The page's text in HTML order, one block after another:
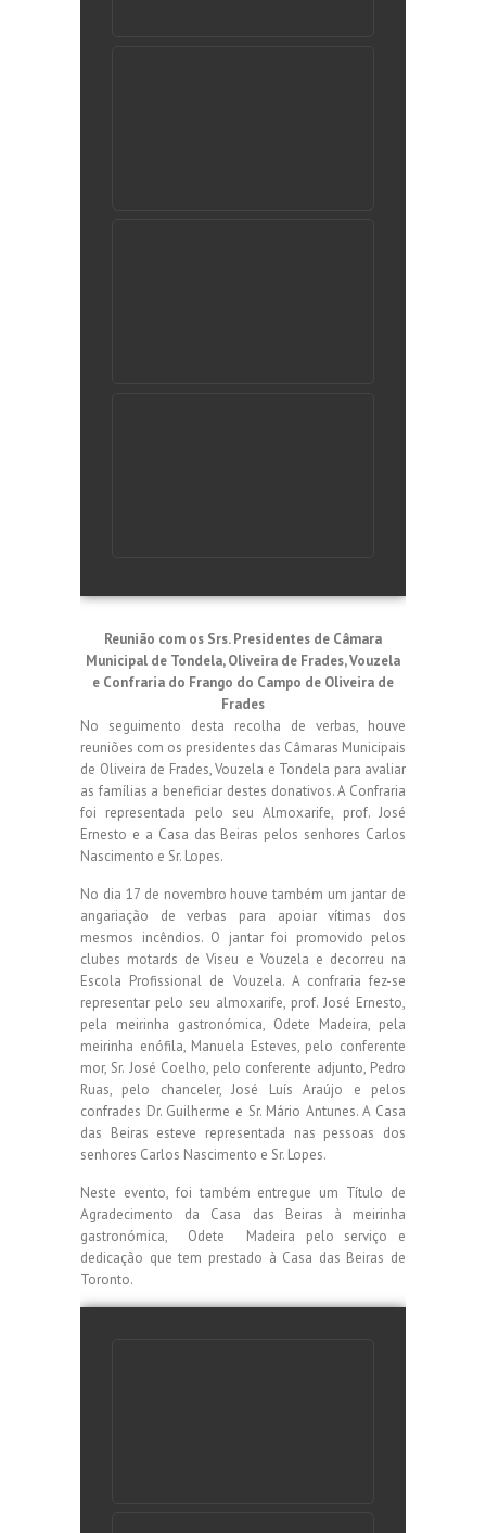
Reunião com os Srs. Presidentes de Câmara
Municipal de Tondela, Oliveira de Frades, Vouzela
e Confraria do Frango do Campo de Oliveira de
Frades
No seguimento desta recolha de verbas, houve
reuniões com os presidentes das Câmaras Municipais
de Oliveira de Frades, Vouzela e Tondela para avaliar
as famílias a beneficiar destes donativos. A Confraria
foi representada pelo seu Almoxarife, prof. José
Ernesto e a Casa das Beiras pelos senhores Carlos
Nascimento e Sr. Lopes.
No dia 17 de novembro houve também um jantar de
angariação de verbas para apoiar vítimas dos
mesmos incêndios. O jantar foi promovido pelos
clubes motards de Viseu e Vouzela e decorreu na
Escola Profissional de Vouzela. A confraria fez-se
representar pelo seu almoxarife, prof. José Ernesto,
pela meirinha gastronómica, Odete Madeira, pela
meirinha enófila, Manuela Esteves, pelo conferente
mor, Sr. José Coelho, pelo conferente adjunto, Pedro
Ruas, pelo chanceler, José Luís Araújo e pelos
confrades Dr. Guilherme e Sr. Mário Antunes. A Casa
das Beiras esteve representada nas pessoas dos
senhores Carlos Nascimento e Sr. Lopes.
Neste evento, foi também entregue um Título de
Agradecimento da Casa das Beiras à meirinha
gastronómica, Odete Madeira pelo serviço e
dedicação que tem prestado à Casa das Beiras de
Toronto.